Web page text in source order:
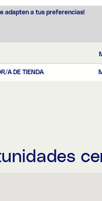
adapten a tus preferencias!
A DE TIENDA